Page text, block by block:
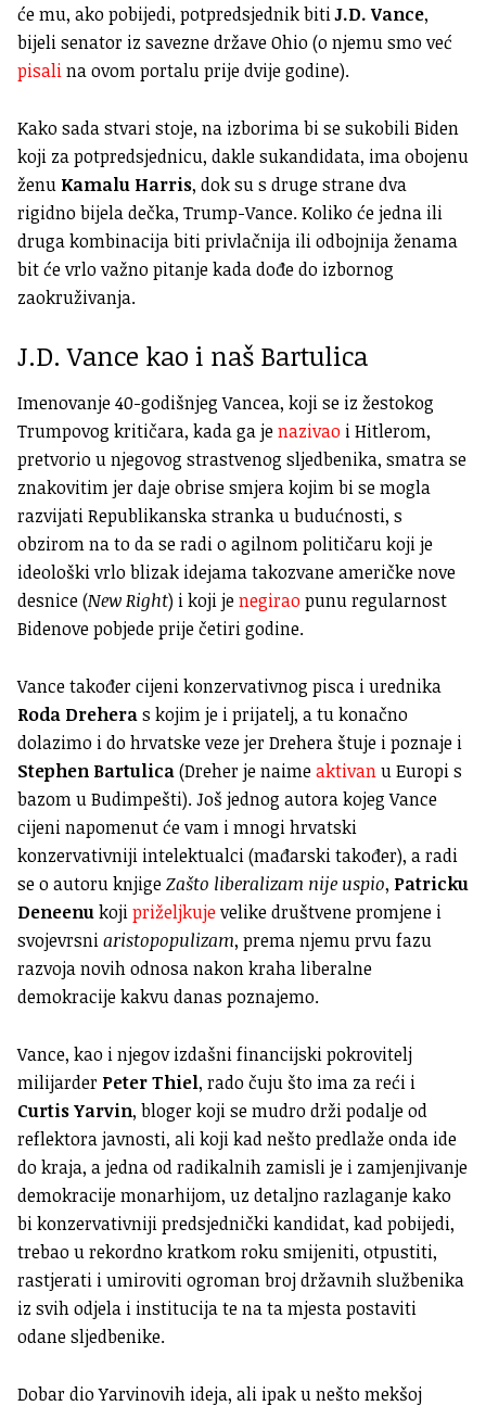
će mu, ako pobijedi, potpredsjednik bitiJ.D. Vance,
bijeli senator iz savezne države Ohio (o njemu smo već
pisalina ovom portalu prije dvije godine).
Kako sada stvari stoje, na izborima bi se sukobili Biden
koji za potpredsjednicu, dakle sukandidata, ima obojenu
ženu Kamalu Harris, dok su s druge strane dva
rigidno bijela dečka, Trump-Vance. Koliko će jedna ili
druga kombinacija biti privlačnija ili odbojnija ženama
bit će vrlo važno pitanje kada dođe do izbornog
zaokruživanja.
J.D. Vance kao i naš Bartulica
Imenovanje 40-godišnjeg Vancea, koji se iz žestokog
Trumpovog kritičara, kada ga jenazivao i Hitlerom,
pretvorio u njegovog strastvenog sljedbenika, smatra se
znakovitim jer daje obrise smjera kojim bi se mogla
razvijati Republikanska stranka u budućnosti, s
obzirom na to da se radi o agilnom političaru koji je
ideološki vrlo blizak idejama takozvane američke nove
desnice (New Right) i koji jenegiraopunu regularnost
Bidenove pobjede prije četiri godine.
Vance također cijeni konzervativnog pisca i urednika
Roda Dreheras kojim je i prijatelj, a tu konačno
dolazimo i do hrvatske veze jer Drehera štuje i poznaje i
Stephen Bartulica(Dreher je naimeaktivanu Europi s
bazom u Budimpešti). Još jednog autora kojeg Vance
cijeni napomenut će vam i mnogi hrvatski
konzervativniji intelektualci (mađarski također), a radi
se o autoru knjigeZašto liberalizam nije uspio, Patricku
Deneenukojipriželjkujevelike društvene promjene i
svojevrsniaristopopulizam, prema njemu prvu fazu
razvoja novih odnosa nakon kraha liberalne
demokracije kakvu danas poznajemo.
Vance, kao i njegov izdašni financijski pokrovitelj
milijarder Peter Thiel, rado čuju što ima za reći i
Curtis Yarvin, bloger koji se mudro drži podalje od
reflektora javnosti, ali koji kad nešto predlaže onda ide
do kraja, a jedna od radikalnih zamisli je i zamjenjivanje
demokracije monarhijom, uz detaljno razlaganje kako
bi konzervativniji predsjednički kandidat, kad pobijedi,
trebao u rekordno kratkom roku smijeniti, otpustiti,
rastjerati i umiroviti ogroman broj državnih službenika
iz svih odjela i institucija te na ta mjesta postaviti
odane sljedbenike.
Dobar dio Yarvinovih ideja, ali ipak u nešto mekšoj